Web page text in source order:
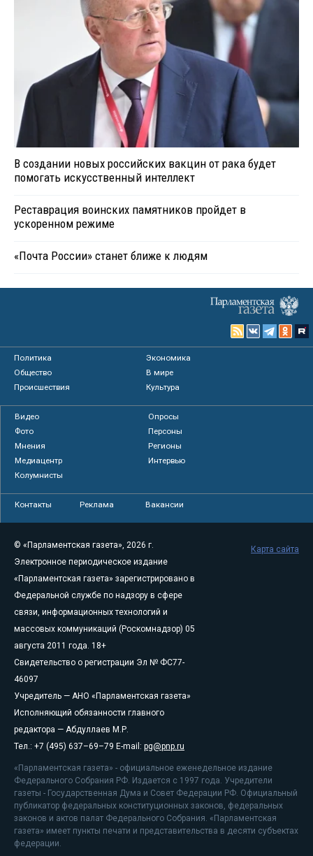
В создании новых российских вакцин от рака будет
помогать искусственный интеллект
Реставрация воинских памятников пройдет в
ускоренном режиме
«Почта России» станет ближе к людям
Политика
Экономика
Общество
В мире
Происшествия
Культура
Видео
Опросы
Фото
Персоны
Мнения
Регионы
Медиацентр
Интервью
Колумнисты
Контакты Реклама Вакансии
© «Парламентская газета», 2026 г.
Электронное периодическое издание
«Парламентская газета» зарегистрировано в
Федеральной службе по надзору в сфере
связи, информационных технологий и
массовых коммуникаций (Роскомнадзор) 05
августа 2011 года. 18+
Свидетельство о регистрации Эл № ФС77-
46097
Учредитель — АНО «Парламентская газета»
Исполняющий обязанности главного
редактора — Абдуллаев М.Р.
Тел.: +7 (495) 637–69–79 E-mail: pg@pnp.ru
«Парламентская газета» - официальное еженедельное издание
Федерального Собрания РФ. Издается с 1997 года. Учредители
газеты - Государственная Дума и Совет Федерации РФ. Официальный
публикатор федеральных конституционных законов, федеральных
законов и актов палат Федерального Собрания. «Парламентская
газета» имеет пункты печати и представительства в десяти субъектах
федерации.
Карта сайта